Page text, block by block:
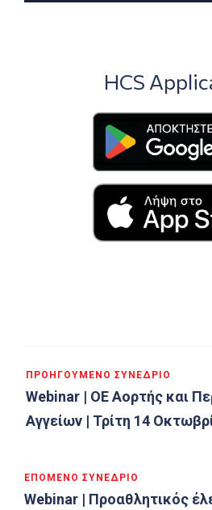
HCS
ΠΡΟΗΓΟΎΜΕΝΟ ΣΥΝΈΔΡΙΟ
Webinar | ΟΕ Αορτής και
Αγγείων | Τρίτη 14
ΕΠΌΜΕΝΟ ΣΥΝΈΔΡΙΟ
Webinar | Προαθλητικός